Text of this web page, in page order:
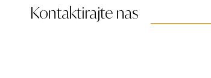
Kontaktirajte nas